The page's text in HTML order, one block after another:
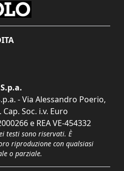
- Via Alessandro Poerio,
Cap. Soc. i.v. Euro
e REA VE-454332
testi sono riservati. È
riproduzione con qualsiasi
o parziale.